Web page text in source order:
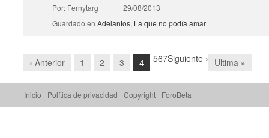
Por: Fernytarg
29/08/2013
Guardado en Adelantos, La que no podía amar
‹ Anterior 1 2 3 4 567Siguiente › Ultima »
Inicio Política de privacidad Copyright ForoBeta